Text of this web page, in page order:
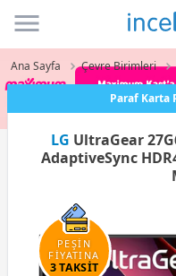
Ana Sayfa Çevre Birimleri
Paraf Karta
LG UltraGear
AdaptiveSync
PEŞİN
FİYATINA
3 TAKSİT